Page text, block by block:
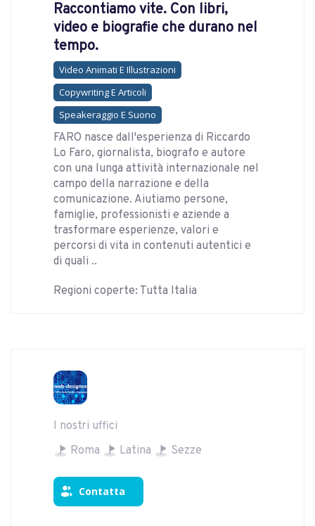
Raccontiamo vite. Con libri,
video e biografie che durano nel
tempo.
Video Animati E Illustrazioni
Copywriting E Articoli
Speakeraggio E Suono
FARO nasce dall'esperienza di Riccardo
Lo Faro, giornalista, biografo e autore
con una lunga attività internazionale nel
campo della narrazione e della
comunicazione. Aiutiamo persone,
famiglie, professionisti e aziende a
trasformare esperienze, valori e
percorsi di vita in contenuti autentici e
di quali ..
Regioni coperte: Tutta Italia
I nostri uffici
Roma
Latina Sezze
Contatta